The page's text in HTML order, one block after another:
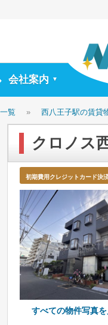
会社案内 ▼
覧 » 西八王子駅の賃貸
クロノス
初期費用クレジットカード決
すべての物件写真